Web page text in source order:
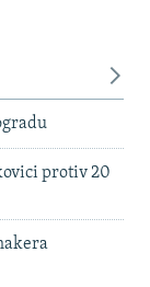
protiv 20